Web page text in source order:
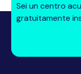
Sei un centro
gratuitamente